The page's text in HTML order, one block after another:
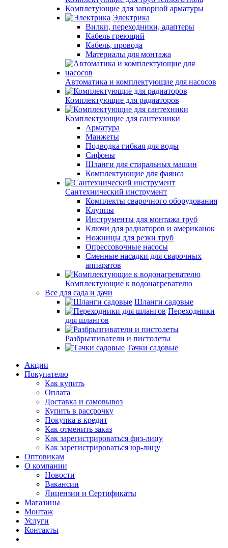
Комплетующие для запорной арматуры
Электрика
Вилки, переходники, адаптеры
Кабель греющий
Кабель, провода
Материалы для монтажа
Автоматика и комплектующие для насосов
Комплектующие для радиаторов
Комплектующие для сантехники
Арматура
Манжеты
Подводка гибкая для воды
Сифоны
Шланги для стиральных машин
Комплектующие для фаянса
Сантехнический инструмент
Комплекты сварочного оборудования
Клуппы
Инструменты для монтажа труб
Ключи для радиаторов и американок
Ножницы для резки труб
Опрессовочные насосы
Сменные насадки для сварочных
аппаратов
Комплектующие к водонагревателю
Все для сада и дачи
Шланги садовые
Переходники
для шлангов
Разбрызгиватели и пистолеты
Тачки садовые
Акции
Покупателю
Как купить
Оплата
Доставка и самовывоз
Купить в рассрочку
Покупка в кредит
Как отменить заказ
Как зарегистрироваться физ-лицу
Как зарегистрироваться юр-лицу
Оптовикам
О компании
Новости
Вакансии
Лицензии и Сертификаты
Магазины
Монтаж
Услуги
Контакты